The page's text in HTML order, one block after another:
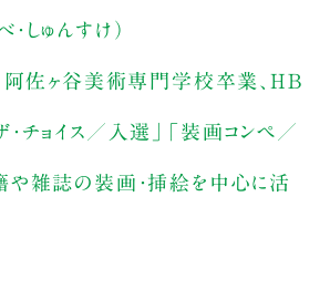
しゅんすけ）
。阿佐ヶ谷美術専門学校卒業、HB
チョイス／入選」「装画コンペ／
や雑誌の装画・挿絵を中心に活